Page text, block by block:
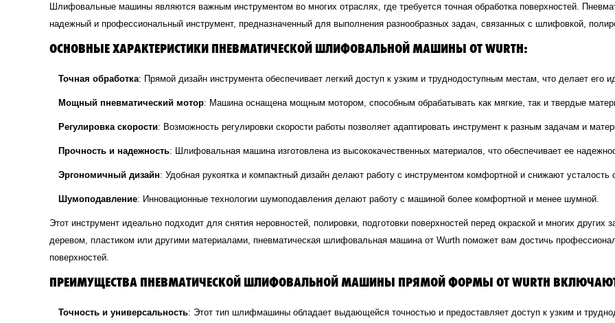
Шлифовальные машины являются важным инструментом во многих отраслях, где требуется точная обработка поверхностей.
надежный и профессиональный инструмент, предназначенный для выполнения разнообразных задач, связанных с шлифовкой,
ОСНОВНЫЕ ХАРАКТЕРИСТИКИ ПНЕВМАТИЧЕСКОЙ ШЛИФОВАЛЬНОЙ МАШИНЫ ОТ WURTH:
Точная обработка: Прямой дизайн инструмента обеспечивает легкий доступ к узким и труднодоступным местам, что делает его
Мощный пневматический мотор: Машина оснащена мощным мотором, способным обрабатывать как мягкие, так и твердые
Регулировка скорости: Возможность регулировки скорости работы позволяет адаптировать инструмент к разным задачам и
Прочность и надежность: Шлифовальная машина изготовлена из высококачественных материалов, что обеспечивает ее
Эргономичный дизайн: Удобная рукоятка и компактный дизайн делают работу с инструментом комфортной и снижают усталость
Шумоподавление: Инновационные технологии шумоподавления делают работу с машиной более комфортной и менее шумной.
Этот инструмент идеально подходит для снятия неровностей, полировки, подготовки поверхностей перед окраской и многих
деревом, пластиком или другими материалами, пневматическая шлифовальная машина от Wurth поможет вам достичь
поверхностей.
ПРЕИМУЩЕСТВА ПНЕВМАТИЧЕСКОЙ ШЛИФОВАЛЬНОЙ МАШИНЫ ПРЯМОЙ ФОРМЫ ОТ WURTH
Точность и универсальность: Этот тип шлифмашины обладает выдающейся точностью и предоставляет доступ к узким и